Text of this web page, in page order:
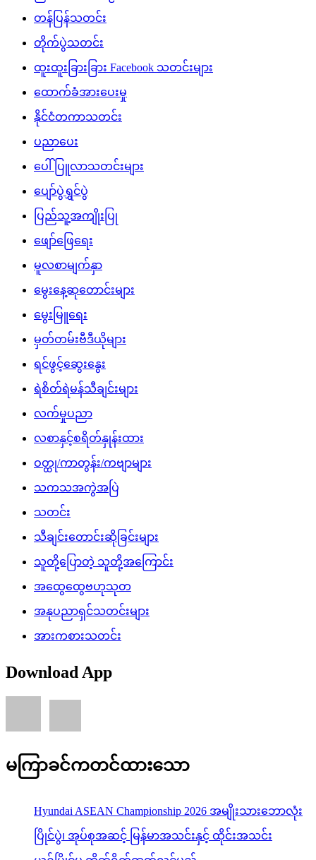
တန်ပြန်သတင်း
တိုက်ပွဲသတင်း
ထူးထူးခြားခြား Facebook သတင်းများ
ထောက်ခံအားပေးမှု
နိုင်ငံတကာသတင်း
ပညာပေး
ပေါ်ပြူလာသတင်းများ
ပျော်ပွဲရွှင်ပွဲ
ပြည်သူ့အကျိုးပြု
ဖျော်ဖြေရေး
မူလစာမျက်နှာ
မွေးနေ့ဆုတောင်းများ
မွေးမြူရေး
မှတ်တမ်းဗီဒီယိုများ
ရင်ဖွင့်ဆွေးနွေး
ရဲစိတ်ရဲမန်သီချင်းများ
လက်မှုပညာ
လစာနှင့်စရိတ်နှုန်းထား
ဝတ္ထု/ကာတွန်း/ကဗျာများ
သကသအကွဲအပြဲ
သတင်း
သီချင်းတောင်းဆိုခြင်းများ
သူတို့ပြောတဲ့ သူတို့အကြောင်း
အထွေထွေဗဟုသုတ
အနုပညာရှင်သတင်းများ
အားကစားသတင်း
Download App
မကြာခင်ကတင်ထားသော
Hyundai ASEAN Championship 2026 အမျိုးသားဘောလုံး
ပြိုင်ပွဲ၊ အုပ်စုအဆင့် မြန်မာအသင်းနှင့် ထိုင်းအသင်း